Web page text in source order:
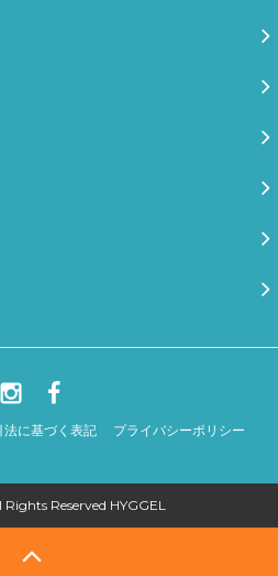
に基づく表記 プライバシーポリシー
Reserved HYGGEL